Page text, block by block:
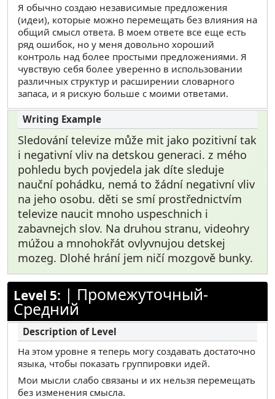
Я обычно создаю независимые предложения
(идеи), которые можно перемещать без влияния на
общий смысл ответа. В моем ответе все еще есть
ряд ошибок, но у меня довольно хороший
контроль над более простыми предложениями. Я
чувствую себя более уверенно в использовании
различных структур и расширении словарного
запаса, и я рискую больше с моими ответами.
Sledování televize může mit jako pozitivní tak
i negativní vliv na detskou generaci. z mého
pohledu bych povjedela jak díte sleduje
nauční pohádku, nemá to žádní negativní vliv
na jeho osobu. děti se smí prostřednictvím
televize naucit mnoho uspeschnich i
zabavnejch slov. Na druhou stranu, videohry
múžou a mnohokřát ovlyvnujou detskej
mozeg. Dlohé hrání jem ničí mozgově bunky.
Level 5: | Промежуточный-
Средний
На этом уровне я теперь могу создавать достаточно
языка, чтобы показать группировки идей.
Мои мысли слабо связаны и их нельзя перемещать
без изменения смысла.